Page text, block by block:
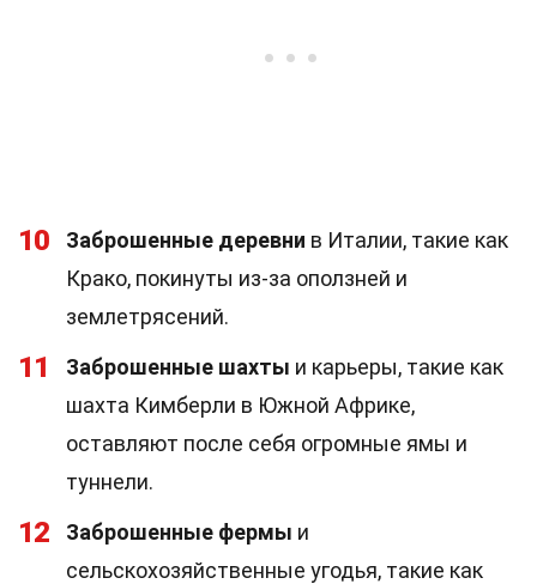
10 Заброшенные деревни в Италии, такие как
Крако, покинуты из-за оползней и
землетрясений.
11 Заброшенные шахты и карьеры, такие как
шахта Кимберли в Южной Африке,
оставляют после себя огромные ямы и
туннели.
12 Заброшенные фермы и
сельскохозяйственные угодья, такие как